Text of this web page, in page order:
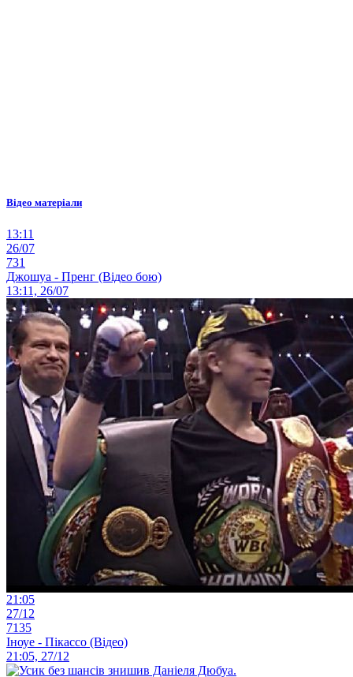
Відео матеріали
13:11
26/07
731
Джошуа - Пренг (Відео бою)
13:11, 26/07
21:05
27/12
7135
Іноуе - Пікассо (Відео)
21:05, 27/12